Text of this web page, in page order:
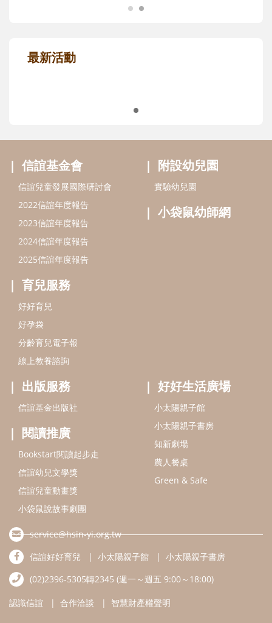
最新活動
信誼基金會
信誼兒童發展國際研討會
2022信誼年度報告
2023信誼年度報告
2024信誼年度報告
2025信誼年度報告
育兒服務
好好育兒
好孕袋
分齡育兒電子報
線上教養諮詢
附設幼兒園
實驗幼兒園
小袋鼠幼師網
出版服務
信誼基金出版社
閱讀推廣
Bookstart閱讀起步走
信誼幼兒文學獎
信誼兒童動畫獎
小袋鼠說故事劇團
好好生活廣場
小太陽親子館
小太陽親子書房
知新劇場
農人餐桌
Green & Safe
service@hsin-yi.org.tw
信誼好好育兒
小太陽親子館
小太陽親子書房
(02)2396-5305轉2345 (週一～週五 9:00～18:00)
認識信誼 合作洽談 智慧財產權聲明